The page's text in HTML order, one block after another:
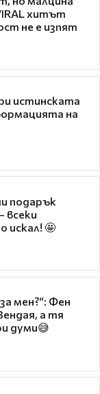
хитът
не е изпят
истинската
на
подарък
всеки
искал! 🤩
мен?“: Фен
а тя
думи😅